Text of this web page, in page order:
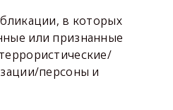
в которых
или признанные
персоны и